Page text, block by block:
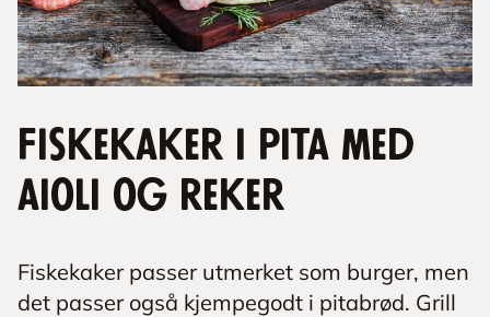
Fiskekaker i pita med
aioli og reker
Fiskekaker passer utmerket som burger, men
det passer også kjempegodt i pitabrød. Grill